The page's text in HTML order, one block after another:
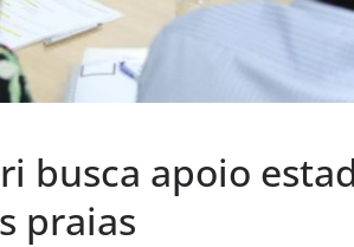
busca apoio
praias